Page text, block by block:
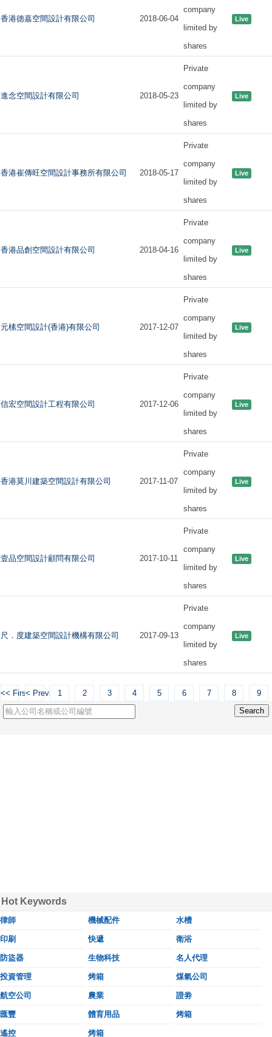
香港德嘉空間設計有限公司 2018-06-04
company
limited by
shares
Live
進念空間設計有限公司 2018-05-23
Private
company
limited by
shares
Live
香港崔傳旺空間設計事務所有限公司 2018-05-17
Private
company
limited by
shares
Live
香港品創空間設計有限公司 2018-04-16
Private
company
limited by
shares
Live
元榡空間設計(香港)有限公司 2017-12-07
Private
company
limited by
shares
Live
信宏空間設計工程有限公司 2017-12-06
Private
company
limited by
shares
Live
香港莫川建築空間設計有限公司 2017-11-07
Private
company
limited by
shares
Live
壹品空間設計顧問有限公司 2017-10-11
Private
company
limited by
shares
Live
尺．度建築空間設計機構有限公司 2017-09-13
Private
company
limited by
shares
Live
<< First< Previous1 2 3 4 5 6 7 8 9
Hot Keywords
律師 機械配件 水槽
印刷 快遞 衛浴
防盜器 生物科技 名人代理
投資管理 烤箱 煤氣公司
航空公司 農業 證劵
匯豐 體育用品 烤箱
遙控 烤箱